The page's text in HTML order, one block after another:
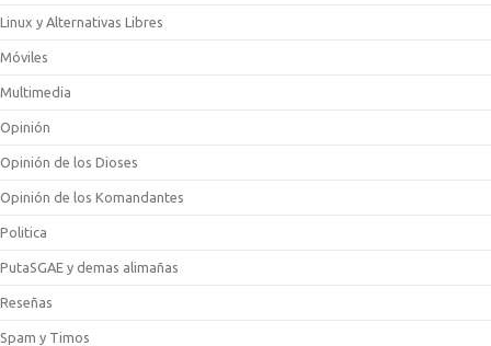
Linux y Alternativas Libres
Móviles
Multimedia
Opinión
Opinión de los Dioses
Opinión de los Komandantes
Politica
PutaSGAE y demas alimañas
Reseñas
Spam y Timos